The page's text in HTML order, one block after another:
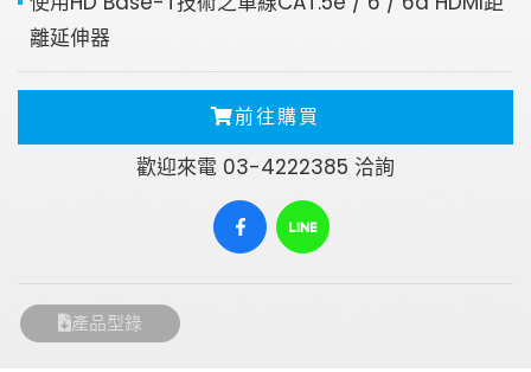
離延伸器
前往購買
歡迎來電 03-4222385 洽詢
產品型錄